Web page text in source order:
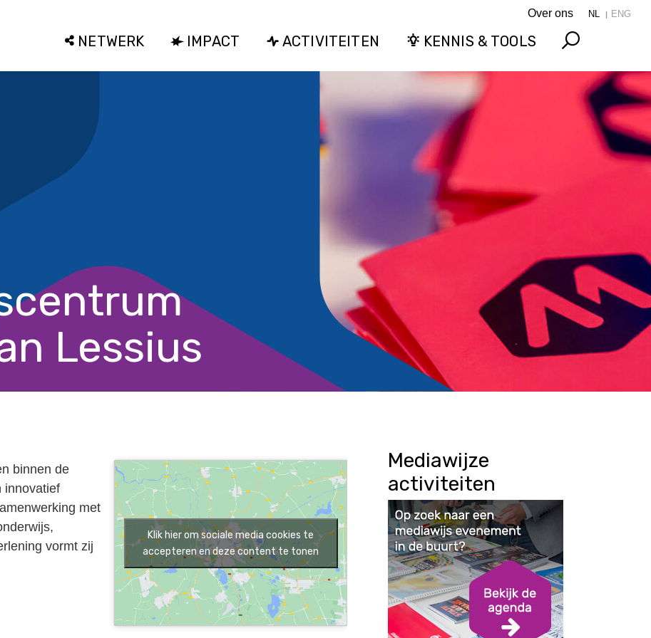
Over ons NL ENG
NETWERK IMPACT ACTIVITEITEN KENNIS & TOOLS
Lessius
Klik hier om sociale media cookies te
accepteren en deze content te tonen
binnen de
innovatief
met
vormt zij
Mediawijze
activiteiten